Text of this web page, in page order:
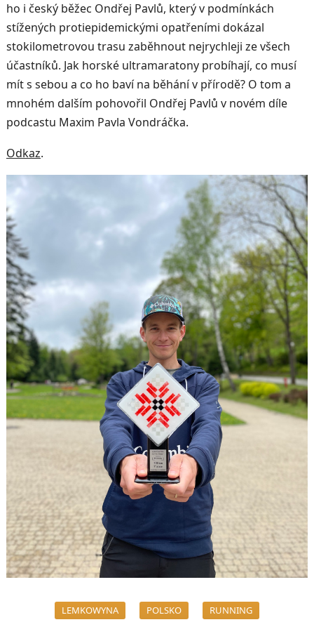
ho i český běžec Ondřej Pavlů, který v podmínkách
stížených protiepidemickými opatřeními dokázal
stokilometrovou trasu zaběhnout nejrychleji ze všech
účastníků. Jak horské ultramaratony probíhají, co musí
mít s sebou a co ho baví na běhání v přírodě? O tom a
mnohém dalším pohovořil Ondřej Pavlů v novém díle
podcastu Maxim Pavla Vondráčka.
Odkaz.
LEMKOWYNA POLSKO RUNNING